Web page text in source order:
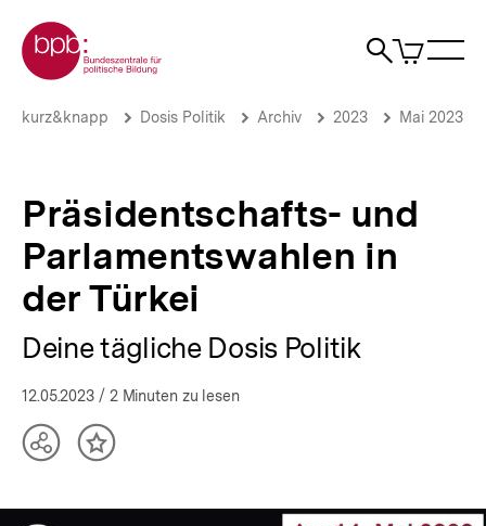
zum
Seiteninhalt
springen
Zur Startseite der bpb
Suche
Artikel
im
Präsidentschafts-
der
Türkei
Deine
tägliche
Dosis
Brotkrümelnavigation
Pfadnavigation
kurz&knapp Dosis Politik Archiv 2023 Mai 2023
Präsidentschafts- und
Parlamentswahlen in
der Türkei
Deine tägliche Dosis Politik
12.05.2023 / 2 Minuten zu lesen
TeilenInhalt